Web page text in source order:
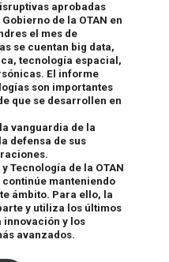
aprobadas
de la OTAN en
el mes de
se cuentan big data,
tecnología espacial,
El informe
son importantes
que se desarrollen en
vanguardia de la
defensa de sus
Tecnología de la OTAN
manteniendo
ámbito. Para ello, la
y utiliza los últimos
y los
avanzados.